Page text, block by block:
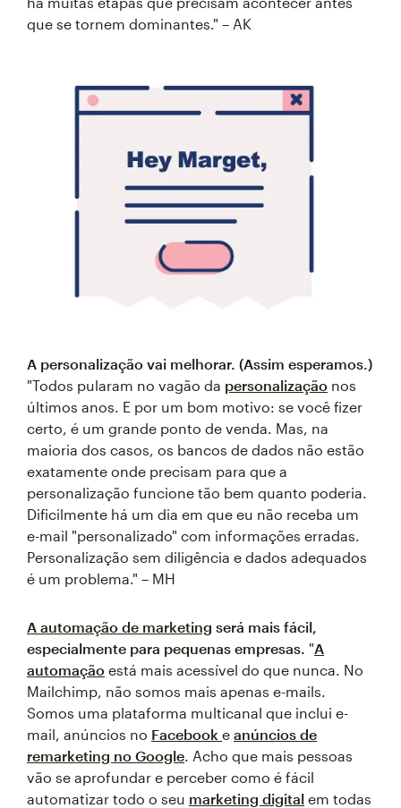
que se tornem dominantes." – AK
A personalização vai melhorar. (Assim esperamos.)
"Todos pularam no vagão da personalização nos
últimos anos. E por um bom motivo: se você fizer
certo, é um grande ponto de venda. Mas, na
maioria dos casos, os bancos de dados não estão
exatamente onde precisam para que a
personalização funcione tão bem quanto poderia.
Dificilmente há um dia em que eu não receba um
e-mail "personalizado" com informações erradas.
Personalização sem diligência e dados adequados
é um problema." – MH
A automação de marketing será mais fácil,
especialmente para pequenas empresas. "A
automação está mais acessível do que nunca. No
Mailchimp, não somos mais apenas e-mails.
Somos uma plataforma multicanal que inclui e-
mail, anúncios no Facebook e anúncios de
remarketing no Google. Acho que mais pessoas
vão se aprofundar e perceber como é fácil
automatizar todo o seu marketing digital em todas